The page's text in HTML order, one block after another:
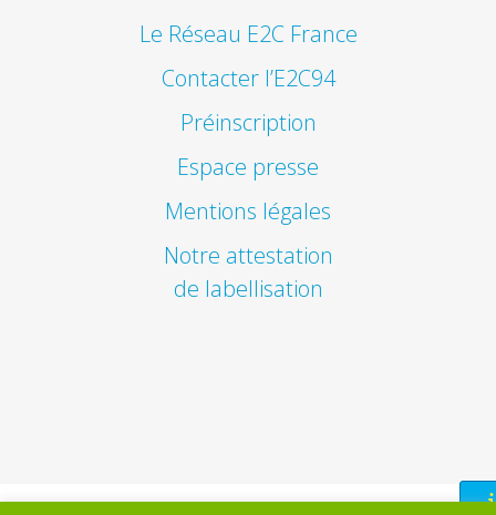
Le Réseau E2C France
Contacter l’E2C94
Préinscription
Espace presse
Mentions légales
Notre attestation
de labellisation